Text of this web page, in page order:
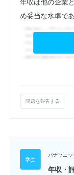
め妥当な水準であ
問題を報告する
パナソニ
年収・